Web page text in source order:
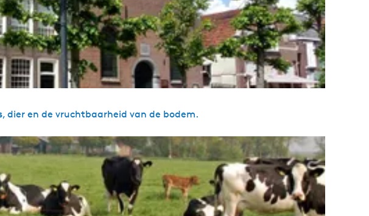
dier en de vruchtbaarheid van de bodem.